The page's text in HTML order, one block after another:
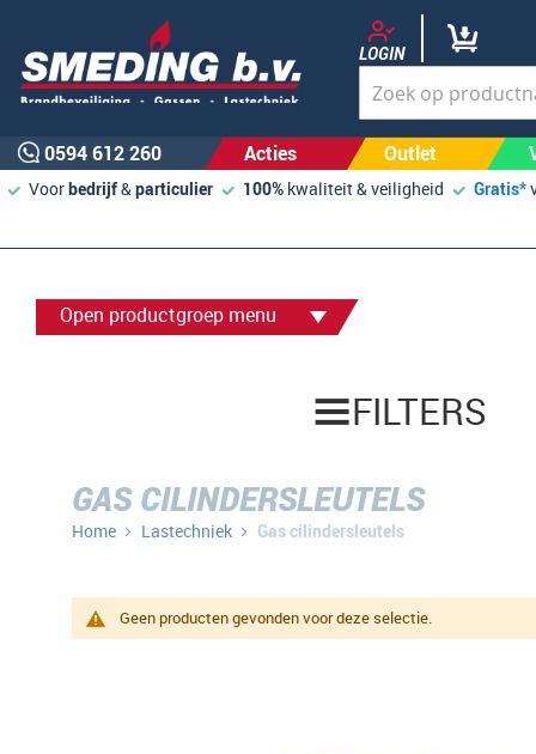
LOGIN
0594 612 260 Acties Outlet
Voorbedrijf&particulier 100% kwaliteit & veiligheid Gratis*
FILTERS
GAS CILINDERSLEUTELS
Home Lastechniek Gas cilindersleutels
Geen producten gevonden voor deze selectie.
Open productgroep menu